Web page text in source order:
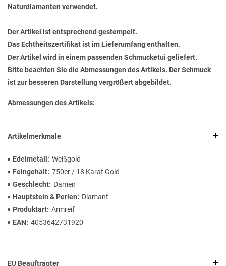
Naturdiamanten verwendet.
Der Artikel ist entsprechend gestempelt.
Das Echtheitszertifikat ist im Lieferumfang enthalten.
Der Artikel wird in einem passenden Schmucketui geliefert.
Bitte beachten Sie die Abmessungen des Artikels. Der Schmuck
ist zur besseren Darstellung vergrößert abgebildet.
Abmessungen des Artikels:
Artikelmerkmale
Edelmetall
Weißgold
Feingehalt 750er / 18 Karat Gold
Geschlecht
Damen
Hauptstein & Perlen
Diamant
Produktart Armreif
EAN
4053642731920
EU Beauftragter